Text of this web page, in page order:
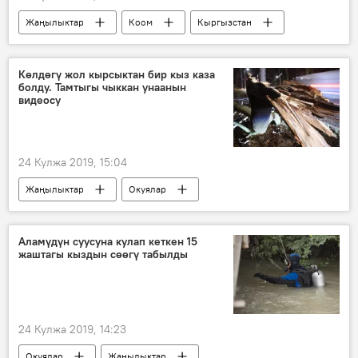
Жаңылыктар Коом
Кыргызстан
маек
издөө эне
бала
бир тууган
Көлдөгү жол кырсыктан бир кыз каза
болду. Тамтыгы чыккан унаанын
видеосу
24 Кулжа 2019, 15:04
Жаңылыктар
Окуялар
Кыргызстан
Ысык-Көл
жол кырсык
2019-жылдын башынан бери Кыргызстанда болгон жол кырсыктар
Аламүдүн суусуна кулап кеткен 15
жаштагы кыздын сөөгү табылды
24 Кулжа 2019, 14:23